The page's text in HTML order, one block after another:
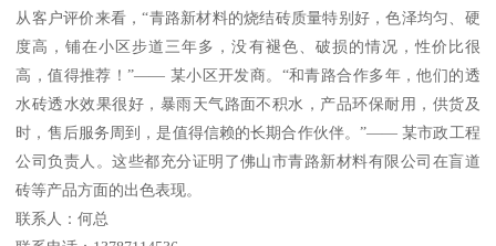
从客户评价来看，“青路新材料的烧结砖质量特别好，色泽均匀、硬
度高，铺在小区步道三年多，没有褪色、破损的情况，性价比很
高，值得推荐！”—— 某小区开发商。“和青路合作多年，他们的透
水砖透水效果很好，暴雨天气路面不积水，产品环保耐用，供货及
时，售后服务周到，是值得信赖的长期合作伙伴。”—— 某市政工程
公司负责人。这些都充分证明了佛山市青路新材料有限公司在盲道
砖等产品方面的出色表现。
联系人：何总